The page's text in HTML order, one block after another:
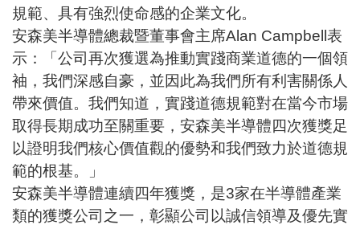
規範、具有強烈使命感的企業文化。
安森美半導體總裁暨董事會主席Alan Campbell表
示：「公司再次獲選為推動實踐商業道德的一個領
袖，我們深感自豪，並因此為我們所有利害關係人
帶來價值。我們知道，實踐道德規範對在當今市場
取得長期成功至關重要，安森美半導體四次獲獎足
以證明我們核心價值觀的優勢和我們致力於道德規
範的根基。」
安森美半導體連續四年獲獎，是3家在半導體產業
類的獲獎公司之一，彰顯公司以誠信領導及優先實